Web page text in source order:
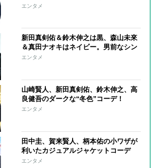
様”のジャケットスタイル
エンタメ
新田真剣佑＆鈴木伸之は黒、森山未來
＆真田ナオキはネイビー。男前なシン
プルカラーコーデ
エンタメ
山崎賢人、新田真剣佑、鈴木伸之、高
良健吾のダークな“冬色”コーデ！
エンタメ
田中圭、賀来賢人、柄本佑の小ワザが
利いたカジュアルジャケットコーデ
【ファッションチェック】
エンタメ